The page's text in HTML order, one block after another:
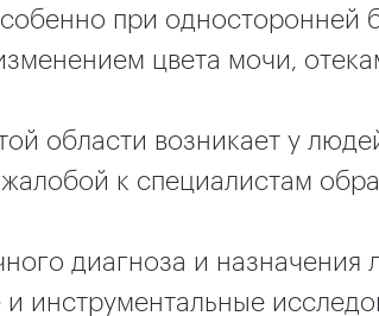
при односторонней
цвета мочи,
области возникает у
к специалистам
диагноза и назначения
инструментальные